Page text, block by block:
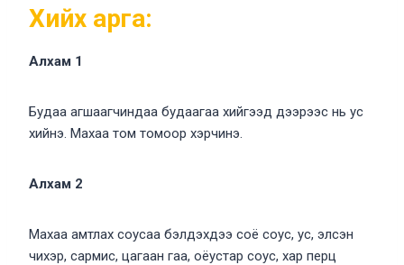
Хийх арга:
Алхам 1
Будаа агшаагчиндаа будаагаа хийгээд дээрээс нь ус
хийнэ. Махаа том томоор хэрчинэ.
Алхам 2
Махаа амтлах соусаа бэлдэхдээ соё соус, ус, элсэн
чихэр, сармис, цагаан гаа, оёустар соус, хар перц